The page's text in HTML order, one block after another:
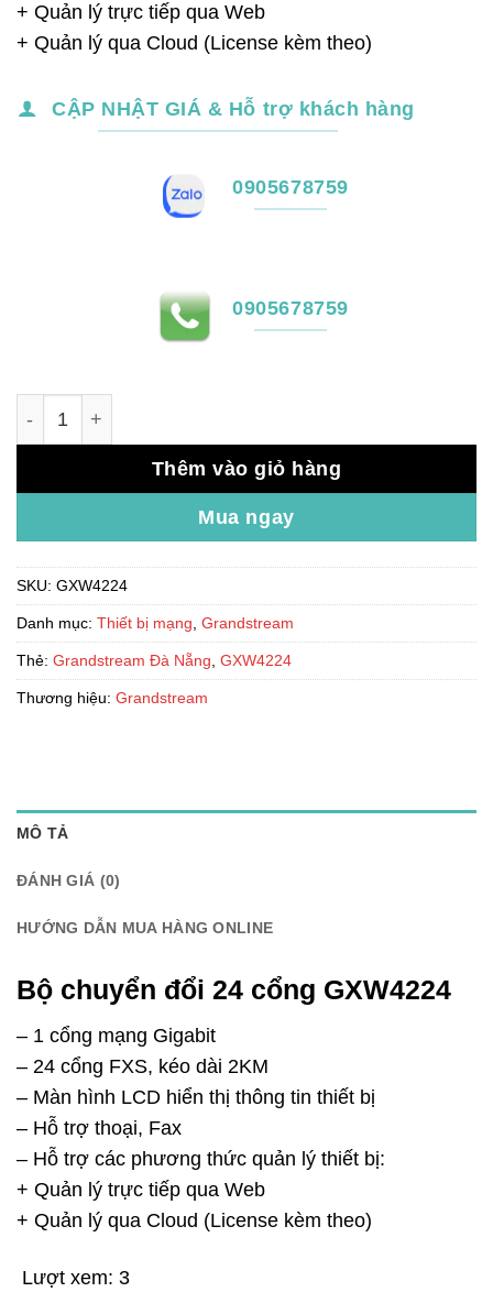
+ Quản lý trực tiếp qua Web
+ Quản lý qua Cloud (License kèm theo)
CẬP NHẬT GIÁ & Hỗ trợ khách hàng
0905678759
0905678759
Thêm vào giỏ hàng
Mua ngay
SKU: GXW4224
Danh mục: Thiết bị mạng Grandstream
Thẻ: Grandstream Đà Nẵng GXW4224
Thương hiệu: Grandstream
MÔ TẢ
ĐÁNH GIÁ (0)
HƯỚNG DẪN MUA HÀNG ONLINE
Bộ chuyển đổi 24 cổng GXW4224
– 1 cổng mạng Gigabit
– 24 cổng FXS, kéo dài 2KM
– Màn hình LCD hiển thị thông tin thiết bị
– Hỗ trợ thoại, Fax
– Hỗ trợ các phương thức quản lý thiết bị:
+ Quản lý trực tiếp qua Web
+ Quản lý qua Cloud (License kèm theo)
Lượt xem: 3